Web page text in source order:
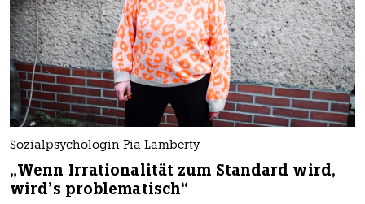
Sozialpsychologin Pia Lamberty
„Wenn Irrationalität zum Standard wird,
wird’s problematisch“